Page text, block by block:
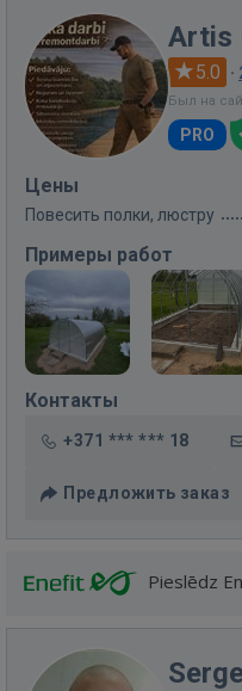
Artis
5.0 ·
Был на
PRO
Цены
Повесить полки, люстру
Примеры работ
Контакты
+371 *** *** 18
Предложить заказ
Pieslēdz